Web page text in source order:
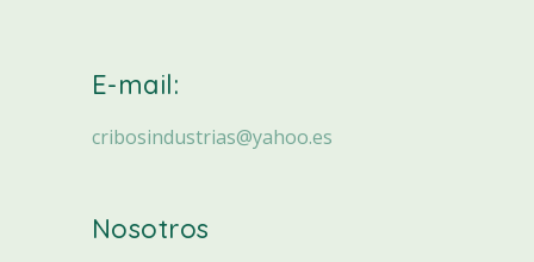
E-mail:
cribosindustrias@yahoo.es
Nosotros